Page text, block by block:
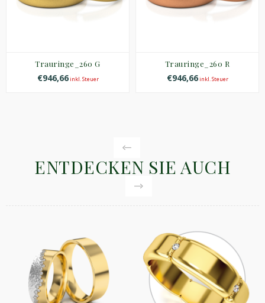
Trauringe_260 G
€946,66inkl. Steuer
Trauringe_260 R
€946,66inkl. Steuer
ENTDECKEN SIE AUCH